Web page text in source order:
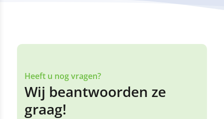
Heeft u nog vragen?
Wij beantwoorden ze
graag!